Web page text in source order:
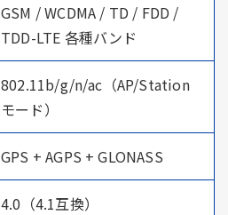
GSM / WCDMA / TD / FDD /
TDD-LTE 各種バンド
802.11b/g/n/ac（AP/Station
モード）
GPS + AGPS + GLONASS
4.0（4.1互換）